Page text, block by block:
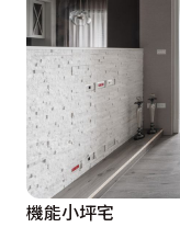
機能小坪宅